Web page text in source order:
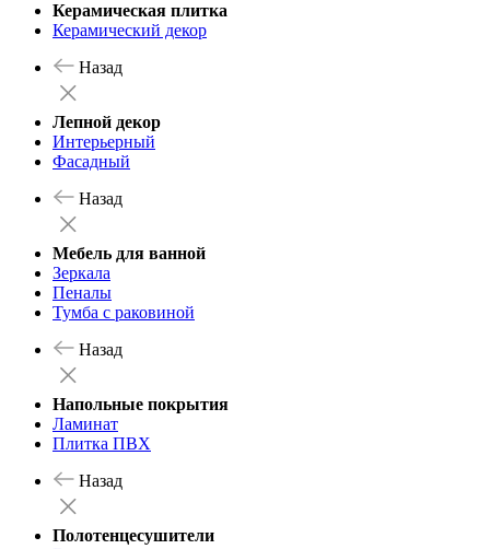
Керамическая плитка
Керамический декор
Назад
Лепной декор
Интерьерный
Фасадный
Назад
Мебель для ванной
Зеркала
Пеналы
Тумба с раковиной
Назад
Напольные покрытия
Ламинат
Плитка ПВХ
Назад
Полотенцесушители